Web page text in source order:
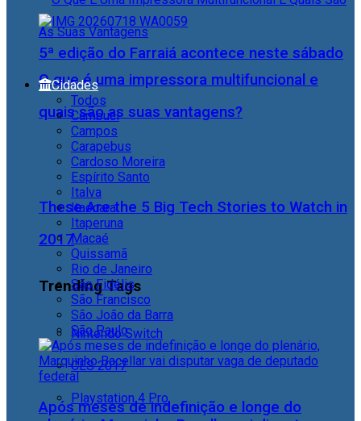
O que é uma impressora multifuncional e
quais são as suas vantagens?
These Are the 5 Big Tech Stories to Watch in
2017
Trending Tags
Nintendo Switch
CES 2017
Playstation 4 Pro
5ª edição do Farraiá acontece neste sábado
Cidades
Todos
Cambuci
Campos
Carapebus
Cardoso Moreira
Espírito Santo
Italva
Itaocara
Itaperuna
Macaé
Quissamã
Rio de Janeiro
São Fidélis
São Francisco
São João da Barra
São Paulo
Após meses de indefinição e longe do